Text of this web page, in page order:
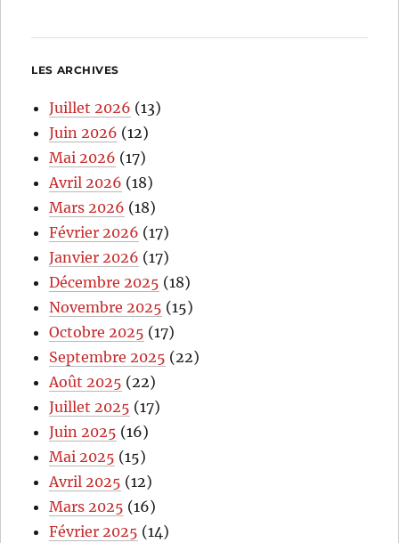
LES ARCHIVES
Juillet 2026 (13)
Juin 2026 (12)
Mai 2026 (17)
Avril 2026 (18)
Mars 2026 (18)
Février 2026 (17)
Janvier 2026 (17)
Décembre 2025 (18)
Novembre 2025 (15)
Octobre 2025 (17)
Septembre 2025 (22)
Août 2025 (22)
Juillet 2025 (17)
Juin 2025 (16)
Mai 2025 (15)
Avril 2025 (12)
Mars 2025 (16)
Février 2025 (14)